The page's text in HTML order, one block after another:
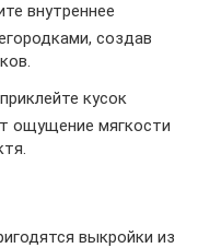
внутреннее
создав
кусок
ощущение мягкости
выкройки из